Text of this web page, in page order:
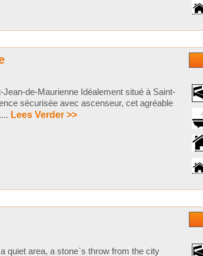
de-Maurienne Idéalement situé à Saint-
sécurisée avec ascenseur, cet agréable
Lees Verder >>
quiet area, a stone`s throw from the city